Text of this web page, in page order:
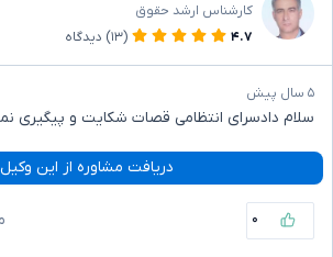
کارشناس ارشد حقوق
۴.۷
(۱۳) دیدگاه
۵ سال پیش
سلام دادسرای انتظامی قصات شکایت و پیگیری
دریافت مشاوره از این وکیل
۰